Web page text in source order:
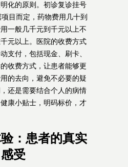
化的原则。初诊复诊挂号
目而定，药物费用几十到
一般几千元到千元以上不
元以上。医院的收费方式
支付，包括现金、刷卡、
收费方式，让患者能够更
的去向，避免不必要的疑
还是需要结合个人的病情
康小贴士，明码标价，才
：患者的真实
感受